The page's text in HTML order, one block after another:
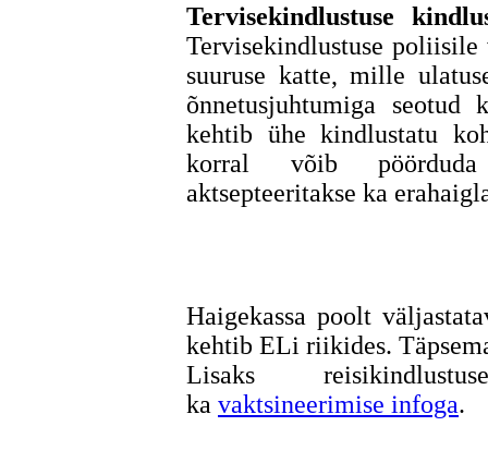
Tervisekindlustuse
Tervisekindlustuse
suuruse katte, mille
õnnetusjuhtumiga seotud
kehtib ühe kindlustatu
korral võib pöörduda
aktsepteeritakse ka
Haigekassa poolt
kehtib ELi riikides.
Lisaks
ka vaktsineerimise infoga.